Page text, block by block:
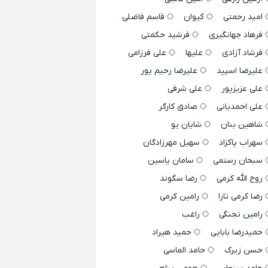
امید رحمتی
کیوان
قاسم فاضلی
فرهاد جهانگیری
فرشید حکمتی
فرشاد آزادی
علیها
علی فرزامی
علیرضا اسپید
علیرضا رحیم پور
علی عزیزپور
علی شرفی
علی احمدیانی
صادق کارگر
شاهین بنان
شایان یو
سهراب پاکزاد
سهیل مهرزادگان
سبحان رستمی
سامان یاسین
روح الله کرمی
رضا سگوند
رضا کرمی تارا
رامین کرمی
رامین تجنگی
راغب
حمیدرضا بابایی
حمید هیراد
حسن زیرک
حامد الماسی